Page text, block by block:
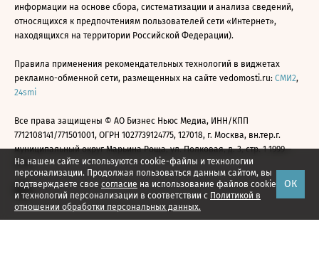
На нашем сайте используются cookie-файлы и технологии
персонализации. Продолжая пользоваться данным сайтом, вы
подтверждаете свое согласие на использование файлов cookie
и технологий персонализации в соответствии с Политикой в
отношении обработки персональных данных.
ОК
информации на основе сбора, систематизации и анализа сведений,
относящихся к предпочтениям пользователей сети «Интернет»,
находящихся на территории Российской Федерации).
Правила применения рекомендательных технологий в виджетах
рекламно-обменной сети, размещенных на сайте vedomosti.ru: СМИ2,
24smi
Все права защищены © АО Бизнес Ньюс Медиа, ИНН/КПП
7712108141/771501001, ОГРН 1027739124775, 127018, г. Москва, вн.тер.г.
муниципальный округ Марьина Роща, ул. Полковая, д. 3, стр. 1 1999—
2026